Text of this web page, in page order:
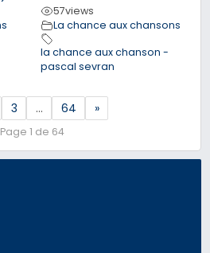
57views
La chance aux chansons
la chance aux chanson -
pascal sevran
3 … 64 »
Page 1 de 64